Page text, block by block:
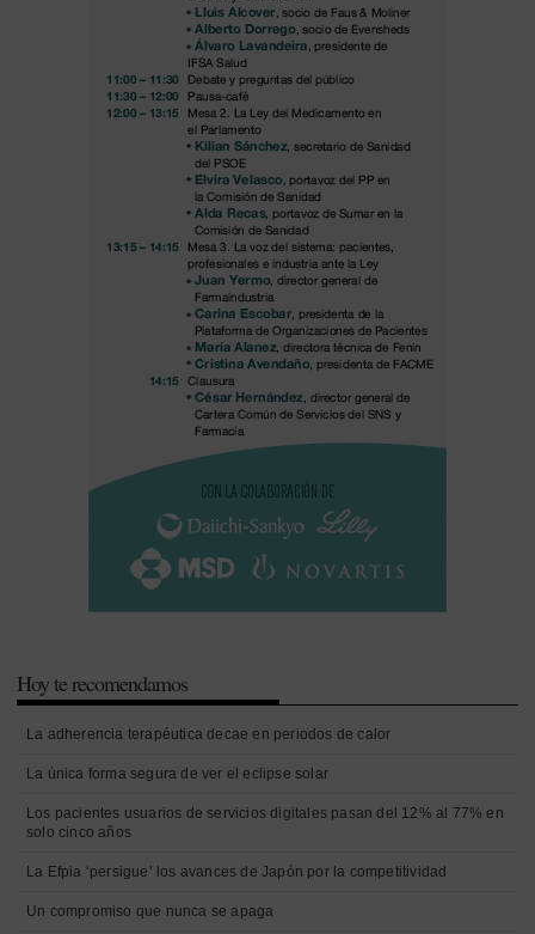
Hoy te recomendamos
La adherencia terapéutica decae en periodos de calor
La única forma segura de ver el eclipse solar
Los pacientes usuarios de servicios digitales pasan del 12% al 77% en
solo cinco años
La Efpia ‘persigue’ los avances de Japón por la competitividad
Un compromiso que nunca se apaga